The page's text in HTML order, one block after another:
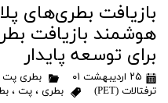
بازیافت بطری‌های
هوشمند بازیافت
برای توسعه پایدار
۲۵ اردیبهشت ۰۱ بطری پت
ترفتالات (PET)
بطری ، پت ،